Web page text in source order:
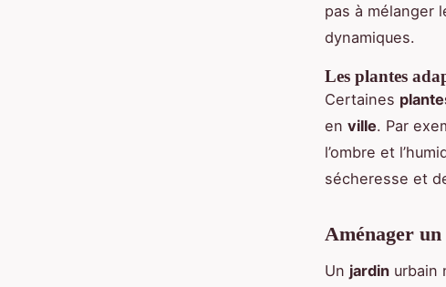
pas à mélanger
dynamiques.
Les plantes
Certaines
en ville. Par
l’ombre et
sécheresse et
Aménager un
Un jardin urbain